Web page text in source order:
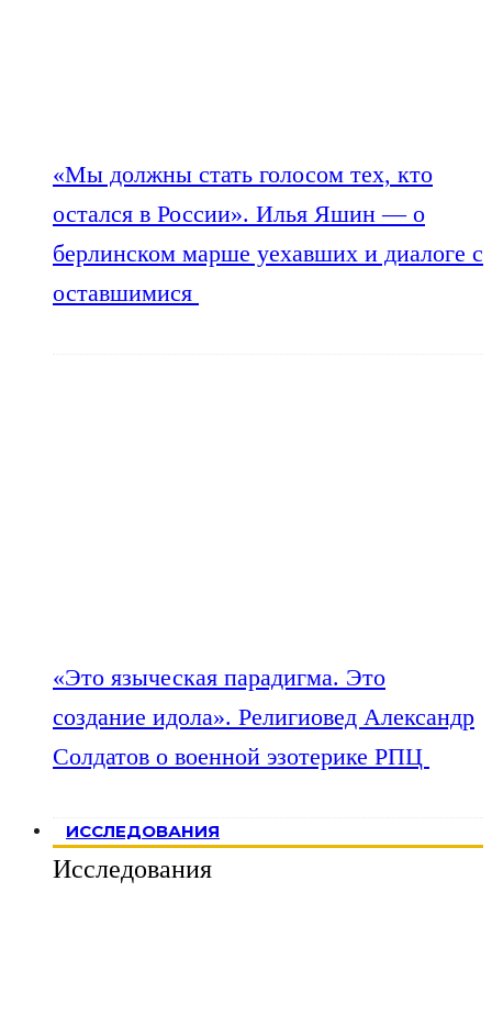
«Мы должны стать голосом тех, кто
остался в России». Илья Яшин — о
берлинском марше уехавших и диалоге с
оставшимися
«Это языческая парадигма. Это
создание идола». Религиовед Александр
Солдатов о военной эзотерике РПЦ
ИССЛЕДОВАНИЯ
Исследования